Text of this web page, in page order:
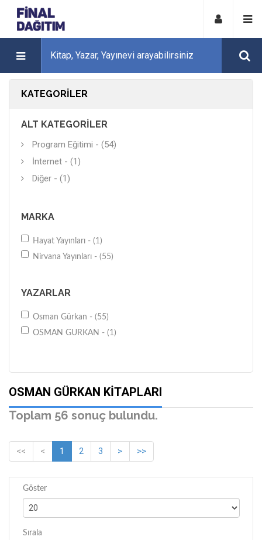
KATEGORILER
ALT KATEGORILER
Program Eğitimi - (54)
İnternet - (1)
Diğer - (1)
MARKA
Hayat Yayınları - (1)
Nirvana Yayınları - (55)
YAZARLAR
Osman Gürkan - (55)
OSMAN GURKAN - (1)
OSMAN GÜRKAN KITAPLARI
Toplam 56 sonuç bulundu.
<< < 1 2 3 > >>
Göster
Sırala